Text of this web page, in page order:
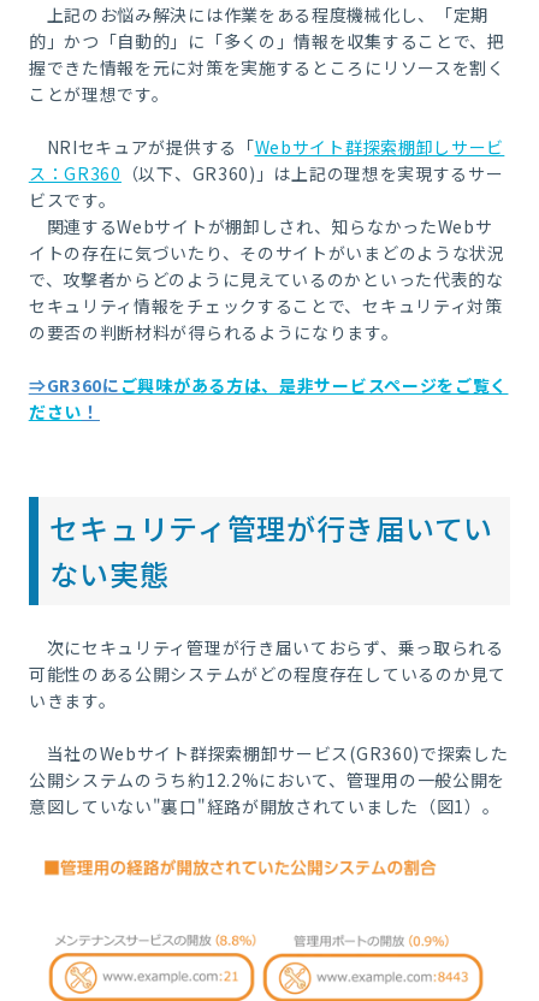
上記のお悩み解決には作業をある程度機械化し、「定期
的」かつ「自動的」に「多くの」情報を収集することで、把
握できた情報を元に対策を実施するところにリソースを割く
ことが理想です。
NRIセキュアが提供する「Webサイト群探索棚卸しサービ
ス：GR360 （以下、GR360)」は上記の理想を実現するサー
ビスです。
関連するWebサイトが棚卸しされ、知らなかったWebサ
イトの存在に気づいたり、そのサイトがいまどのような状況
で、攻撃者からどのように見えているのかといった代表的な
セキュリティ情報をチェックすることで、セキュリティ対策
の要否の判断材料が得られるようになります。
⇒GR360に ご興味がある方は、是非サービスページをご覧く
ださい ！
セキュリティ管理が行き届いてい
ない実態
次にセキュリティ管理が行き届いておらず、乗っ取られる
可能性のある公開システムがどの程度存在しているのか見て
いきます。
当社のWebサイト群探索棚卸サービス(GR360)で探索した
公開システムのうち約12.2%において、管理用の一般公開を
意図していない"裏口"経路が開放されていました（図1）。